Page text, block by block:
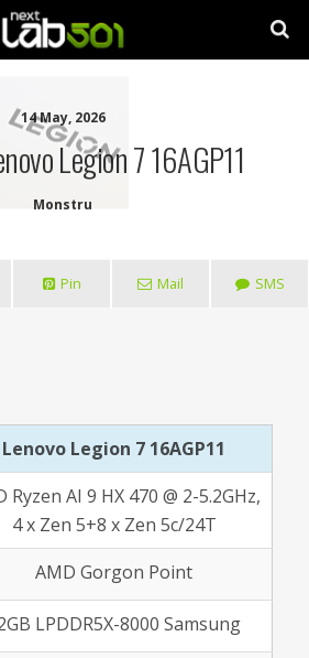
14 May, 2026
Legion 7 16AGP11
Monstru
Pin Mail SMS
Lenovo Legion 7 16AGP11
Ryzen AI 9 HX 470 @ 2-5.2GHz,
4 x Zen 5+8 x Zen 5c/24T
AMD Gorgon Point
LPDDR5X-8000 Samsung